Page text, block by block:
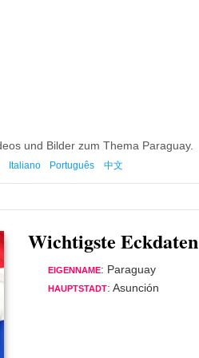
und Bilder zum Thema Paraguay.
Italiano Português 中文
Wichtigste Eckdaten
EIGENNAME: Paraguay
HAUPTSTADT: Asunción